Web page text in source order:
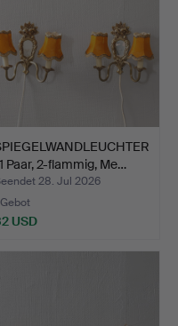
Paar, 2-flammig, Me…
28. Jul 2026
Gebot
USD